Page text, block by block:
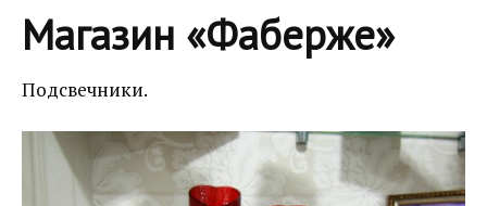
Магазин «Фаберже»
Подсвечники.